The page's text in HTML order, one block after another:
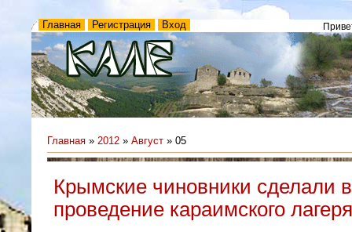
Главная Регистрация Вход
Главная » 2012 » Август » 05
Крымские чиновники сделали
проведение караимского лагеря